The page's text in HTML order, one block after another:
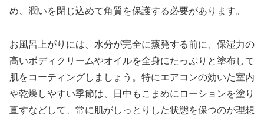
め、潤いを閉じ込めて角質を保護する必要があります。
お風呂上がりには、水分が完全に蒸発する前に、保湿力の
高いボディクリームやオイルを全身にたっぷりと塗布して
肌をコーティングしましょう。特にエアコンの効いた室内
や乾燥しやすい季節は、日中もこまめにローションを塗り
直すなどして、常に肌がしっとりした状態を保つのが理想